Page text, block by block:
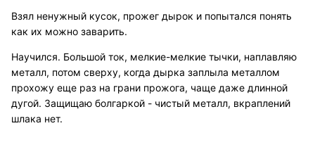
Взял ненужный кусок, прожег дырок и попытался понять
как их можно заварить.
Научился. Большой ток, мелкие-мелкие тычки, наплавляю
металл, потом сверху, когда дырка заплыла металлом
прохожу еще раз на грани прожога, чаще даже длинной
дугой. Защищаю болгаркой - чистый металл, вкраплений
шлака нет.